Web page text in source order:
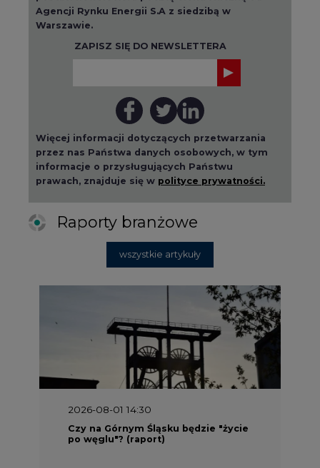
Więcej informacji dotyczących przetwarzania
przez nas Państwa danych osobowych, w tym
informacje o przysługujących Państwu
prawach, znajduje się w polityce prywatności.
Raporty branżowe
2026-08-01 14:30
Czy na Górnym Śląsku będzie "życie
po węglu"? (raport)